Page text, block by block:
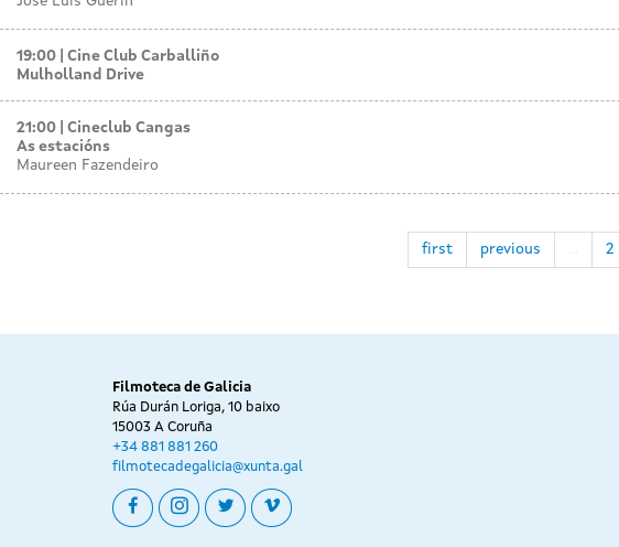
19:00
Cine Club Carballiño
Mulholland Drive
21:00
Cineclub Cangas
As estacións
Maureen Fazendeiro
first previous … 2
Filmoteca de Galicia
Rúa Durán Loriga, 10 baixo
15003 A Coruña
+34 881 881 260
filmotecadegalicia@xunta.gal
facebookinstagram
twittervimeo